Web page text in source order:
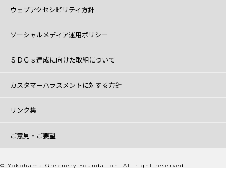
ウェブアクセシビリティ方針
ソーシャルメディア運用ポリシー
ＳＤＧｓ達成に向けた取組について
カスタマーハラスメントに対する方針
リンク集
ご意見・ご要望
© Yokohama Greenery Foundation. All right reserved.